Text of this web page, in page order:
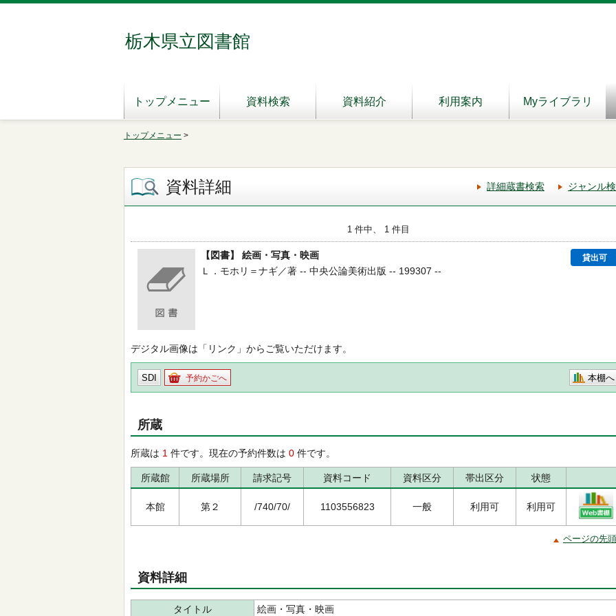
栃木県立図書館
トップメニュー 資料検索 資料紹介 利用案内 Myライブラリ
トップメニュー >
資料詳細 詳細蔵書検索 ジャンル
1 件中、 1 件目
【図書】 絵画・写真・映画 貸出可
Ｌ．モホリ＝ナギ／著 -- 中央公論美術出版 -- 199307 --
デジタル画像は「リンク」からご覧いただけます。
SDI 予約かごへ 本棚へ
所蔵
所蔵は 1 件です。現在の予約件数は 0 件です。
所蔵館 所蔵場所 請求記号 資料コード 資料区分 帯出区分 状態
本館 第２ /740/70/ 1103556823 一般 利用可 利用可
ページの先
資料詳細
タイトル 絵画・写真・映画